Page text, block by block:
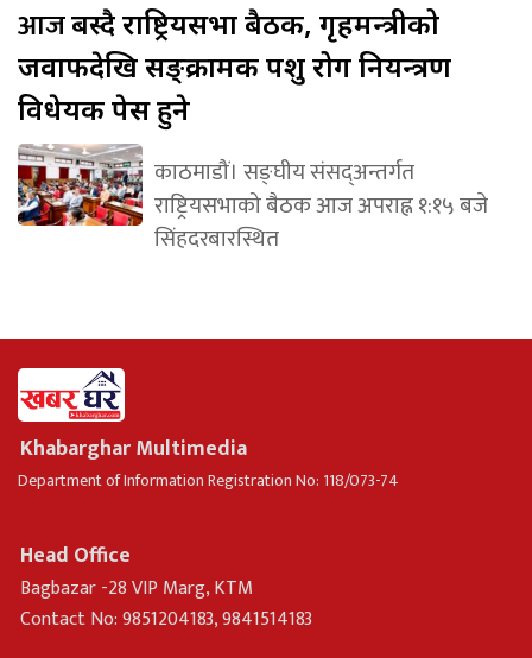
आजबस्दै राष्ट्रियसभा बैठक, गृहमन्त्रीको
जवाफदेखि सङ्क्रामक पशु रोग नियन्त्रण
विधेयक पेस हुने
काठमाडौं। सङ्घीय संसद्अन्तर्गत
राष्ट्रियसभाको बैठक आज अपराह्न १:१५ बजे
सिंहदरबारस्थित
Khabarghar Multimedia
Department of Information Registration No: 118/073-74
Head Office
Bagbazar -28 VIP Marg, KTM
Contact No: 9851204183, 9841514183